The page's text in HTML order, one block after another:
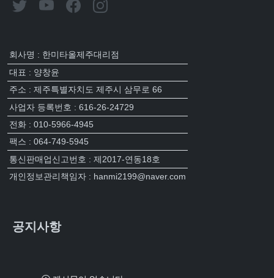
회사명 : 한미타올제주대리점
대표 : 양창윤
주소 : 제주특별자치도 제주시 삼무로 66
사업자 등록번호 : 616-26-24729
전화 : 010-5966-4945
팩스 : 064-749-5945
통신판매업신고번호 : 제2017-연동18호
개인정보관리책임자 : hanmi2199@naver.com
공지사항